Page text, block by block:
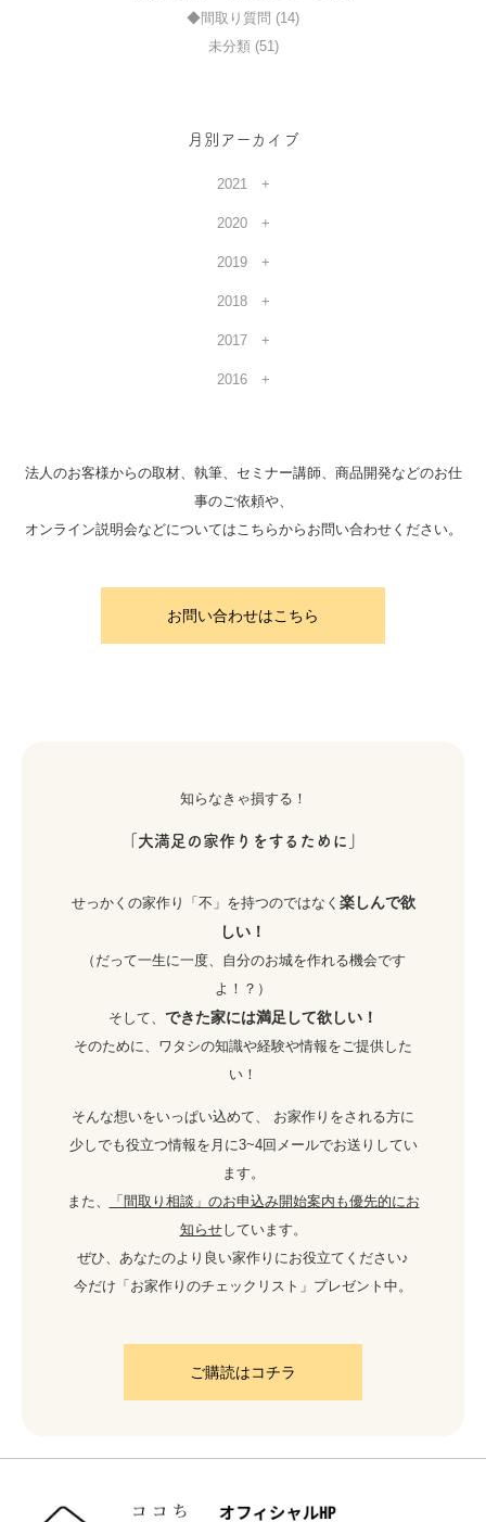
◆間取り質問 (14)
未分類 (51)
月別アーカイブ
2021
2020
2019
2018
2017
2016
法人のお客様からの取材、執筆、セミナー講師、商品開発などのお仕
事のご依頼や、
オンライン説明会などについてはこちらからお問い合わせください。
お問い合わせはこちら
知らなきゃ損する！
「大満足の家作りをするために」
せっかくの家作り「不」を持つのではなく 楽しんで欲
しい！
（だって一生に一度、自分のお城を作れる機会です
よ！？）
そして、 できた家には満足して欲しい！
そのために、ワタシの知識や経験や情報をご提供した
い！
そんな想いをいっぱい込めて、 お家作りをされる方に
少しでも役立つ情報を月に3~4回メールでお送りしてい
ます。
また、
「間取り相談」のお申込み開始案内も優先的にお
知らせしています。
ぜひ、あなたのより良い家作りにお役立てください♪
今だけ「お家作りのチェックリスト」プレゼント中。
ご購読はコチラ